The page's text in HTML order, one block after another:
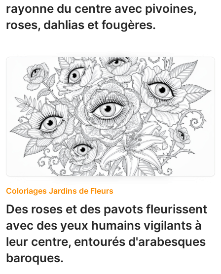
rayonne du centre avec pivoines,
roses, dahlias et fougères.
Coloriages Jardins de Fleurs
Des roses et des pavots fleurissent
avec des yeux humains vigilants à
leur centre, entourés d'arabesques
baroques.